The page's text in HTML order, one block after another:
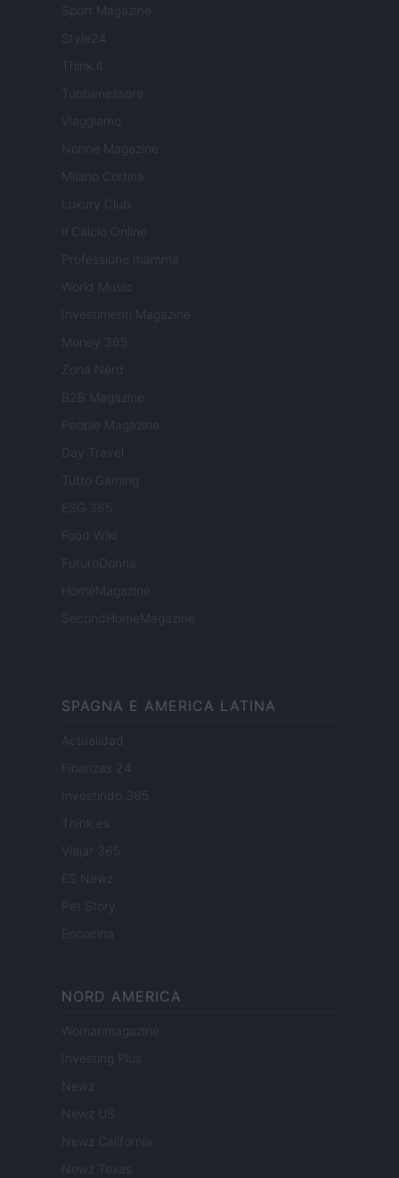
Sport Magazine
Style24
Think.it
Tuobenessere
Viaggiamo
Nonne Magazine
Milano Cortina
Luxury Club
Il Calcio Online
Professione mamma
World Music
Investimenti Magazine
Money 365
Zona Nerd
B2B Magazine
People Magazine
Day Travel
Tutto Gaming
ESG 365
Food Wiki
FuturoDonna
HomeMagazine
SecondHomeMagazine
SPAGNA E AMERICA LATINA
Actualidad
Finanzas 24
Investindo 365
Think.es
Viajar 365
ES Newz
Pet Story
Encocina
NORD AMERICA
Womanmagazine
Investing Plus
Newz
Newz US
Newz California
Newz Texas